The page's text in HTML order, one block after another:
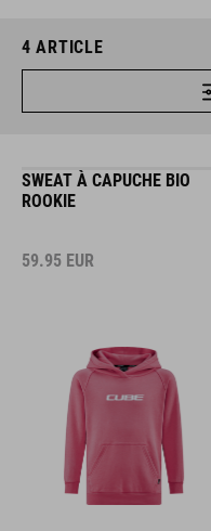
4 ARTICLE
SWEAT À CAPUCHE BIO
ROOKIE
59.95 EUR